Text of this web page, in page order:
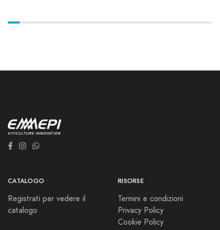
CATALOGO
Registrati per vedere il
catalogo
RISORSE
Termini e condizioni
Privacy Policy
Cookie Policy